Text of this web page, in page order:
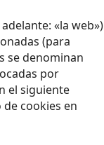
«la web»)
(para
se denominan
por
el siguiente
cookies en